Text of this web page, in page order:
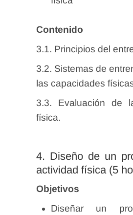
Contenido
3.1. Principios del
3.2. Sistemas de
las capacidades
3.3. Evaluación de
física.
4. Diseño de un
actividad física (5
Objetivos
Diseñar un